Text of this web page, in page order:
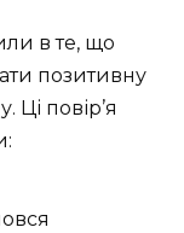
в те, що
позитивну
Ці повір’я